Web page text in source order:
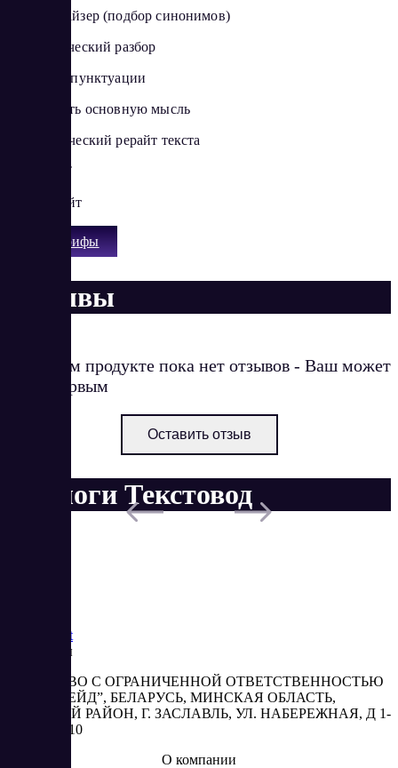
Синонимайзер (подбор синонимов)
Синтаксический разбор
Проверка пунктуации
Определить основную мысль
Автоматический рерайт текста
Анти GPT
Антирерайт
Все тарифы
Отзывы
О данном продукте пока нет отзывов - Ваш может
стать первым
Оставить отзыв
Аналоги Текстовод
Market
Реквизиты
ОБЩЕСТВО С ОГРАНИЧЕННОЙ ОТВЕТСТВЕННОСТЬЮ
“АБЕСТРЕЙД”, БЕЛАРУСЬ, МИНСКАЯ ОБЛАСТЬ,
МИНСКИЙ РАЙОН, Г. ЗАСЛАВЛЬ, УЛ. НАБЕРЕЖНАЯ, Д 1-
2, КОМ. 310
О компании